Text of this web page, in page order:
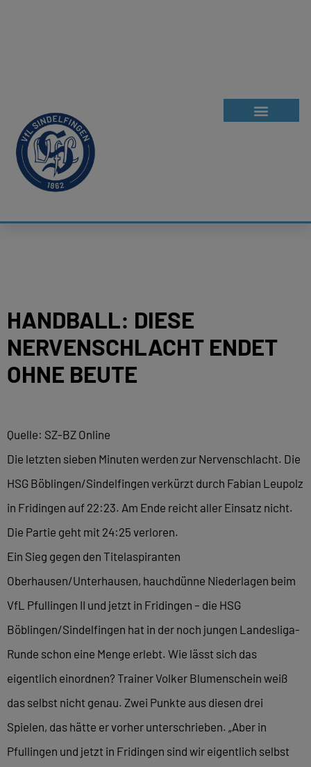
HANDBALL: DIESE
NERVENSCHLACHT ENDET
OHNE BEUTE
Quelle: SZ-BZ Online
Die letzten sieben Minuten werden zur Nervenschlacht. Die
HSG Böblingen/Sindelfingen verkürzt durch Fabian Leupolz
in Fridingen auf 22:23. Am Ende reicht aller Einsatz nicht.
Die Partie geht mit 24:25 verloren.
Ein Sieg gegen den Titelaspiranten
Oberhausen/Unterhausen, hauchdünne Niederlagen beim
VfL Pfullingen II und jetzt in Fridingen – die HSG
Böblingen/Sindelfingen hat in der noch jungen Landesliga-
Runde schon eine Menge erlebt. Wie lässt sich das
eigentlich einordnen? Trainer Volker Blumenschein weiß
das selbst nicht genau. Zwei Punkte aus diesen drei
Spielen, das hätte er vorher unterschrieben. „Aber in
Pfullingen und jetzt in Fridingen sind wir eigentlich selbst